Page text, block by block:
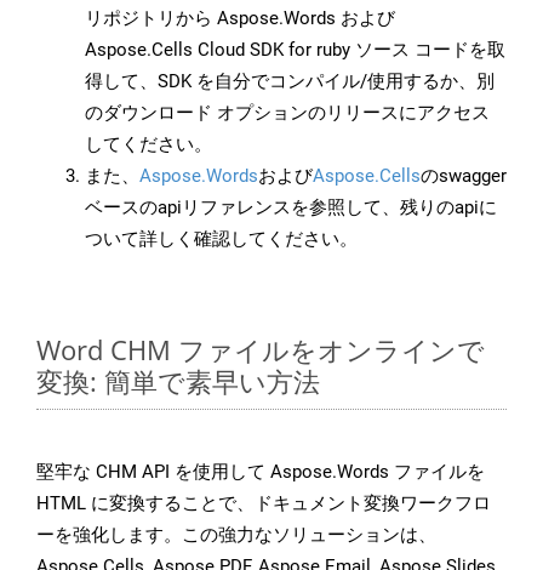
リポジトリから Aspose.Words および
Aspose.Cells Cloud SDK for ruby ソース コードを取
得して、SDK を自分でコンパイル/使用するか、別
のダウンロード オプションのリリースにアクセス
してください。
また、 Aspose.WordsおよびAspose.Cellsのswagger
ベースのapiリファレンスを参照して、残りのapiに
ついて詳しく確認してください。
Word CHM ファイルをオンラインで
変換: 簡単で素早い方法
堅牢な CHM API を使用して Aspose.Words ファイルを
HTML に変換することで、ドキュメント変換ワークフロ
ーを強化します。この強力なソリューションは、